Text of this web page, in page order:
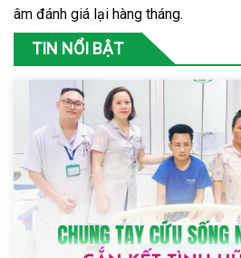
âm đánh giá lại hàng tháng.
TIN NỔI BẬT